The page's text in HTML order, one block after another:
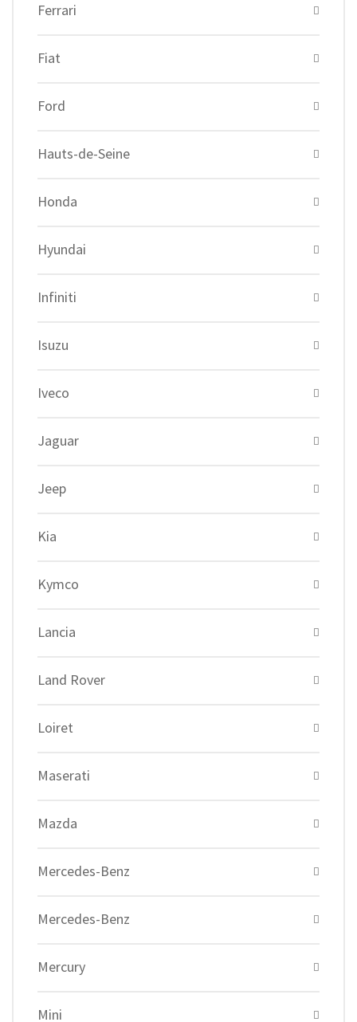
Ferrari
Fiat
Ford
Hauts-de-Seine
Honda
Hyundai
Infiniti
Isuzu
Iveco
Jaguar
Jeep
Kia
Kymco
Lancia
Land Rover
Loiret
Maserati
Mazda
Mercedes-Benz
Mercedes-Benz
Mercury
Mini